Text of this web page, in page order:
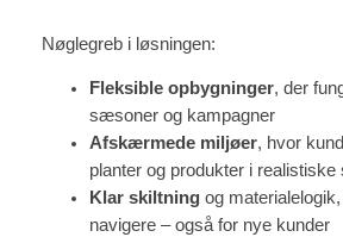
Nøglegreb i løsningen:
Fleksible opbygninger, der
sæsoner og kampagner
Afskærmede miljøer, hvor
planter og produkter i
Klar skiltningog
navigere – også for nye kunder